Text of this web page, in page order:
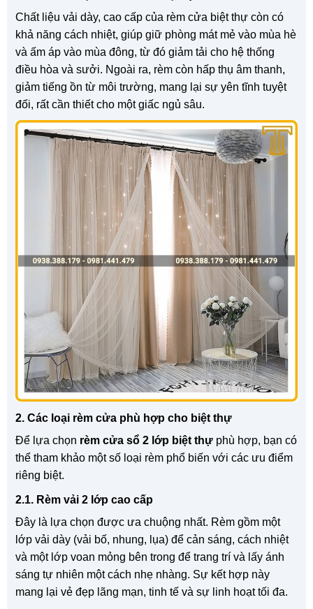
Chất liệu vải dày, cao cấp của rèm cửa biệt thự còn có
khả năng cách nhiệt, giúp giữ phòng mát mẻ vào mùa hè
và ấm áp vào mùa đông, từ đó giảm tải cho hệ thống
điều hòa và sưởi. Ngoài ra, rèm còn hấp thụ âm thanh,
giảm tiếng ồn từ môi trường, mang lại sự yên tĩnh tuyệt
đối, rất cần thiết cho một giấc ngủ sâu.
2. Các loại rèm cửa phù hợp cho biệt thự
Để lựa chọn rèm cửa sổ 2 lớp biệt thự phù hợp, bạn có
thể tham khảo một số loại rèm phổ biến với các ưu điểm
riêng biệt.
2.1. Rèm vải 2 lớp cao cấp
Đây là lựa chọn được ưa chuộng nhất. Rèm gồm một
lớp vải dày (vải bố, nhung, lụa) để cản sáng, cách nhiệt
và một lớp voan mỏng bên trong để trang trí và lấy ánh
sáng tự nhiên một cách nhẹ nhàng. Sự kết hợp này
mang lại vẻ đẹp lãng mạn, tinh tế và sự linh hoạt tối đa.